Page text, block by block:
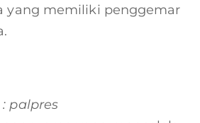
yang memiliki penggemar
palpres